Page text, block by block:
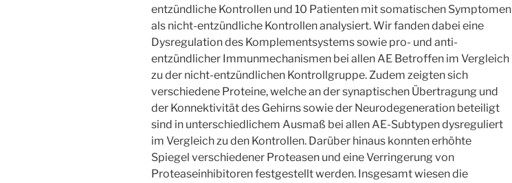
entzündliche Kontrollen und 10 Patienten mit somatischen Symptomen
als nicht-entzündliche Kontrollen analysiert. Wir fanden dabei eine
Dysregulation des Komplementsystems sowie pro- und anti-
entzündlicher Immunmechanismen bei allen AE Betroffen im Vergleich
zu der nicht-entzündlichen Kontrollgruppe. Zudem zeigten sich
verschiedene Proteine, welche an der synaptischen Übertragung und
der Konnektivität des Gehirns sowie der Neurodegeneration beteiligt
sind in unterschiedlichem Ausmaß bei allen AE-Subtypen dysreguliert
im Vergleich zu den Kontrollen. Darüber hinaus konnten erhöhte
Spiegel verschiedener Proteasen und eine Verringerung von
Proteaseinhibitoren festgestellt werden. Insgesamt wiesen die